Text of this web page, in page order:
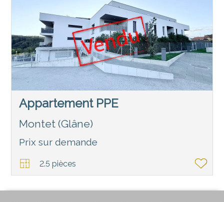
Appartement PPE
Montet (Glâne)
Prix sur demande
2.5 pièces